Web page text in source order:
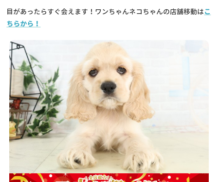
目があったらすぐ会えます！ワンちゃんネコちゃんの店舗移動はこ
ちらから！